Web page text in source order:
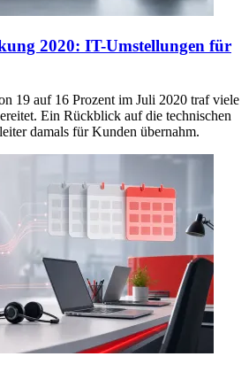
2020: IT-Umstellungen für
19 auf 16 Prozent im Juli 2020 traf viele
Ein Rückblick auf die technischen
damals für Kunden übernahm.